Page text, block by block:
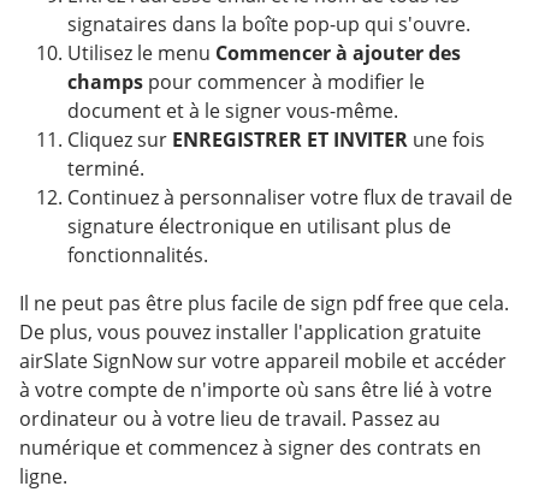
signataires dans la boîte pop-up qui s'ouvre.
Utilisez le menu Commencer à ajouter des
champs pour commencer à modifier le
document et à le signer vous-même.
Cliquez sur ENREGISTRER ET INVITER une fois
terminé.
Continuez à personnaliser votre flux de travail de
signature électronique en utilisant plus de
fonctionnalités.
Il ne peut pas être plus facile de sign pdf free que cela.
De plus, vous pouvez installer l'application gratuite
airSlate SignNow sur votre appareil mobile et accéder
à votre compte de n'importe où sans être lié à votre
ordinateur ou à votre lieu de travail. Passez au
numérique et commencez à signer des contrats en
ligne.